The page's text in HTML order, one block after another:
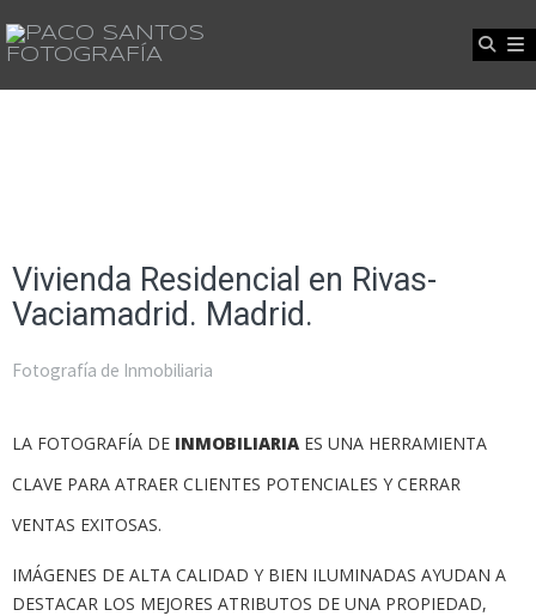
Vivienda Residencial en Rivas-
Vaciamadrid. Madrid.
Fotografía de Inmobiliaria
LA FOTOGRAFÍA DE INMOBILIARIA ES UNA HERRAMIENTA
CLAVE PARA ATRAER CLIENTES POTENCIALES Y CERRAR
VENTAS EXITOSAS.
IMÁGENES DE ALTA CALIDAD Y BIEN ILUMINADAS AYUDAN A
DESTACAR LOS MEJORES ATRIBUTOS DE UNA PROPIEDAD,